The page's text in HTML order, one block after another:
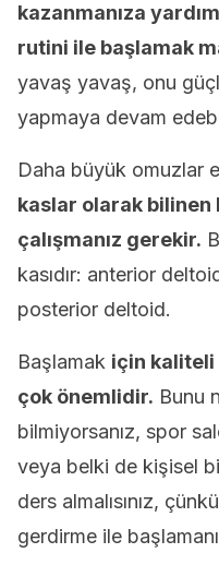
kazanmanıza
rutini ile başlamak
yavaş yavaş, onu
yapmaya devam
Daha büyük omuzlar
kaslar olarak
çalışmanız gerekir.
kasıdır: anterior
posterior deltoid.
Başlamak için kaliteli
çok önemlidir. Bunu
bilmiyorsanız, spor
veya belki de kişisel
ders almalısınız,
gerdirme ile